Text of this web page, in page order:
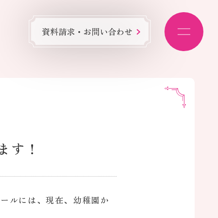
資料請求・お問い合わせ
す！
ルには、現在、幼稚園か